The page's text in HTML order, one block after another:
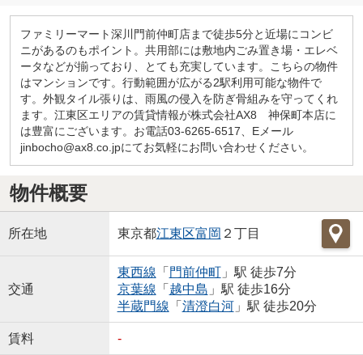
ファミリーマート深川門前仲町店まで徒歩5分と近場にコンビ
ニがあるのもポイント。共用部には敷地内ごみ置き場・エレベ
ータなどが揃っており、とても充実しています。こちらの物件
はマンションです。行動範囲が広がる2駅利用可能な物件で
す。外観タイル張りは、雨風の侵入を防ぎ骨組みを守ってくれ
ます。江東区エリアの賃貸情報が株式会社AX8 神保町本店に
は豊富にございます。お電話03-6265-6517、Eメール
jinbocho@ax8.co.jpにてお気軽にお問い合わせください。
物件概要
所在地 東京都江東区富岡 ２丁目
交通
東西線 「 門前仲町」駅 徒歩7分
京葉線 「 越中島 」駅 徒歩16分
半蔵門線 「 清澄白河」駅 徒歩20分
賃料 -